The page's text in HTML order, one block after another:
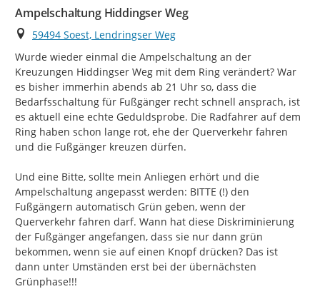
Ampelschaltung Hiddingser Weg
Ort
59494 Soest, Lendringser Weg
Wurde wieder einmal die Ampelschaltung an der
Kreuzungen Hiddingser Weg mit dem Ring verändert? War
es bisher immerhin abends ab 21 Uhr so, dass die
Bedarfsschaltung für Fußgänger recht schnell ansprach, ist
es aktuell eine echte Geduldsprobe. Die Radfahrer auf dem
Ring haben schon lange rot, ehe der Querverkehr fahren
und die Fußgänger kreuzen dürfen.
Und eine Bitte, sollte mein Anliegen erhört und die
Ampelschaltung angepasst werden: BITTE (!) den
Fußgängern automatisch Grün geben, wenn der
Querverkehr fahren darf. Wann hat diese Diskriminierung
der Fußgänger angefangen, dass sie nur dann grün
bekommen, wenn sie auf einen Knopf drücken? Das ist
dann unter Umständen erst bei der übernächsten
Grünphase!!!